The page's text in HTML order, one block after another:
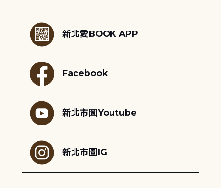
新北愛BOOK APP
Facebook
新北市圖Youtube
新北市圖IG